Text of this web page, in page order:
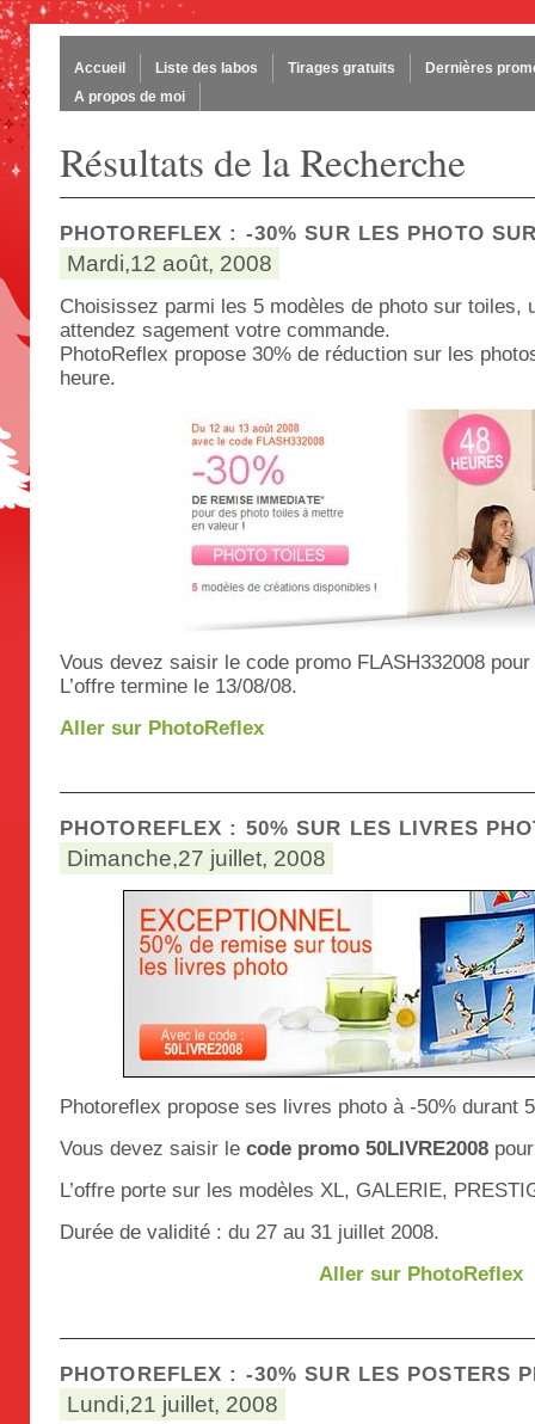
Accueil Liste des labos Tirages gratuits
Dernières
A propos de moi
Résultats de la Recherche
PHOTOREFLEX : -30% SUR LES PHOTO
Mardi,12 août, 2008
Choisissez parmi les 5 modèles de photo sur toiles,
attendez sagement votre commande.
PhotoReflex propose 30% de réduction sur les
heure.
Vous devez saisir le code promo FLASH332008
L’offre termine le 13/08/08.
Aller sur PhotoReflex
PHOTOREFLEX : 50% SUR LES LIVRES
Dimanche,27 juillet, 2008
Photoreflex propose ses livres photo à -50% durant
Vous devez saisir le code promo 50LIVRE2008
L’offre porte sur les modèles XL, GALERIE,
Durée de validité : du 27 au 31 juillet 2008.
Aller sur PhotoReflex
PHOTOREFLEX : -30% SUR LES POSTERS
Lundi,21 juillet, 2008